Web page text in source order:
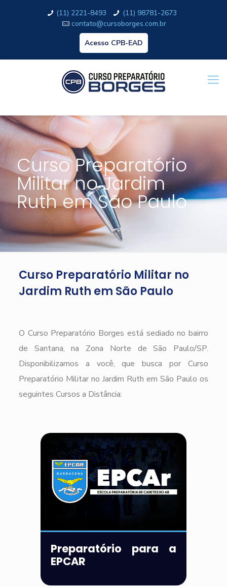
(11) 2221-8493
(11) 98781-2673
contato@cursoborges.com.br
Acesso CPB-EAD
Curso Preparatório
Militar no Jardim
Ruth em São Paulo
Curso Preparatório Militar no
Jardim Ruth em São Paulo
O Curso Preparatório Borges está sediado no bairro
de Santana, na Zona Norte de São Paulo/SP.
Disponibilizamos a você, que busca por Curso
Preparatório Militar no Jardim Ruth em São Paulo os
seguintes Cursos a Distância:
Preparatório para a
EPCAR